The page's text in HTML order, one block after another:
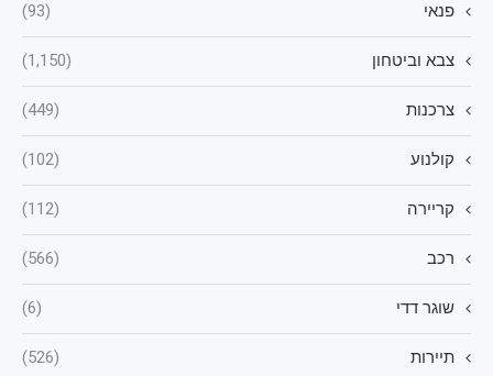
פנאי (93)
צבא וביטחון (1,150)
צרכנות (449)
קולנוע (102)
קריירה (112)
רכב (566)
שוגר דדי (6)
תיירות (526)